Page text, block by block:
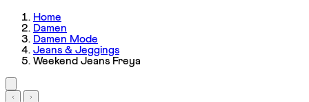
Home
Damen
Damen Mode
Jeans & Jeggings
Weekend Jeans Freya